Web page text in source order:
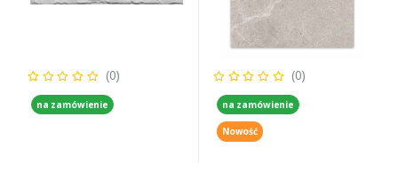
(0)
na zamówienie
(0)
na zamówienie
Nowość